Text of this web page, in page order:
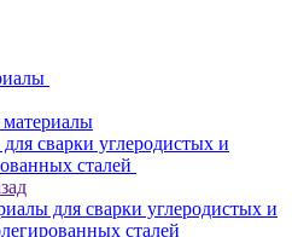
сварки углеродистых и
сталей
для сварки углеродистых и
сталей